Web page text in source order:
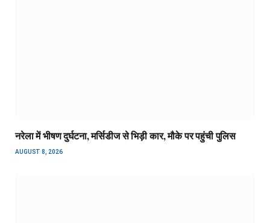
नरेला में भीषण दुर्घटना, मर्सिडीज से भिड़ी कार, मौके पर पहुंची पुलिस
AUGUST 8, 2026